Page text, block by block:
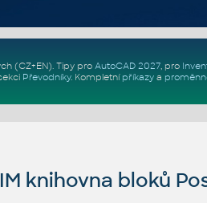
(CZ+EN). Tipy pro AutoCAD 2027, pro
Převodníky. Kompletní příkazya
knihovna bloků